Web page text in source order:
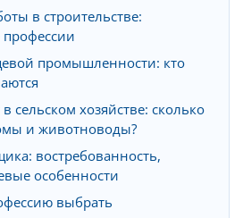
в строительстве:
промышленности: кто
сельском хозяйстве: сколько
и животноводы?
востребованность,
особенности
выбрать